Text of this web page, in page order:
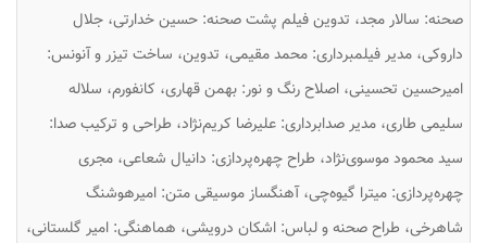
صحنه: سالار مجد، تدوین فیلم پشت صحنه: حسین خدارتی، جلال
داروکی، مدیر فیلمبرداری: محمد مقیمی، تدوین، ساخت تیزر و آنونس:
امیرحسین تحسینی، اصلاح رنگ و نور: بهمن قهاری، کانفورم، سلاله
سلیمی طاری، مدیر صدابرداری: علیرضا کریم‌نژاد، طراحی و ترکیب صدا:
سید محمود موسوی‌نژاد، طراح چهره‌پردازی: دانیال شعاعی، مجری
چهره‌پردازی: میترا گیوه‌چی، آهنگساز موسیقی متن: امیرهوشنگ
شاهرخی، طراح صحنه و لباس: اشکان درویشی، هماهنگی: امیر گلستانی،